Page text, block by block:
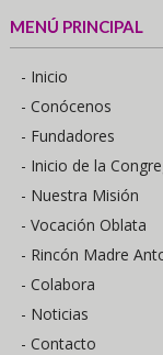
MENÚ PRINCIPAL
- Inicio
- Conócenos
- Fundadores
- Inicio de la
- Nuestra Misión
- Vocación Oblata
- Rincón Madre
- Colabora
- Noticias
- Contacto